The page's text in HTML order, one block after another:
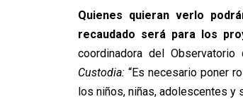
Quienes quieran verlo
recaudado será para los
coordinadora del
Custodia:“Es necesario poner
los niños, niñas, adolescentes y